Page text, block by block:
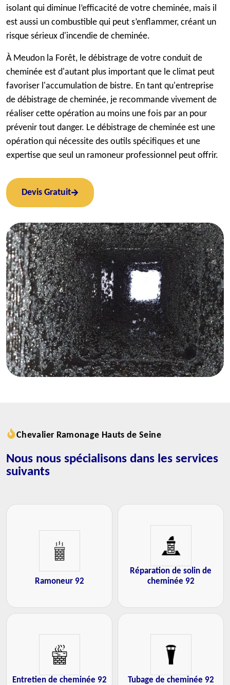
isolant qui diminue l’efficacité de votre cheminée, mais il
est aussi un combustible qui peut s’enflammer, créant un
risque sérieux d'incendie de cheminée.
À Meudon la Forêt, le débistrage de votre conduit de
cheminée est d'autant plus important que le climat peut
favoriser l'accumulation de bistre. En tant qu'entreprise
de débistrage de cheminée, je recommande vivement de
réaliser cette opération au moins une fois par an pour
prévenir tout danger. Le débistrage de cheminée est une
opération qui nécessite des outils spécifiques et une
expertise que seul un ramoneur professionnel peut offrir.
Devis Gratuit
Chevalier Ramonage Hauts de Seine
Nous nous spécialisons dans les services
suivants
Ramoneur 92
Réparation de solin de
cheminée 92
Entretien de cheminée 92 Tubage de cheminée 92